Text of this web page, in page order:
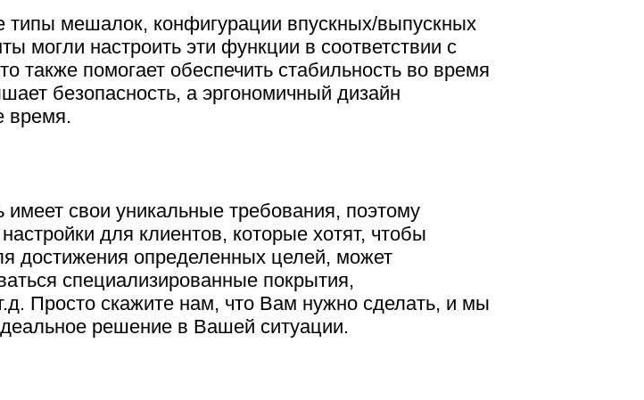
мешалок, конфигурации впускных/выпускных
могли настроить эти функции в соответствии с
также помогает обеспечить стабильность во время
безопасность, а эргономичный дизайн
время.
свои уникальные требования, поэтому
для клиентов, которые хотят, чтобы
достижения определенных целей, может
специализированные покрытия,
Просто скажите нам, что Вам нужно сделать, и мы
решение в Вашей ситуации.